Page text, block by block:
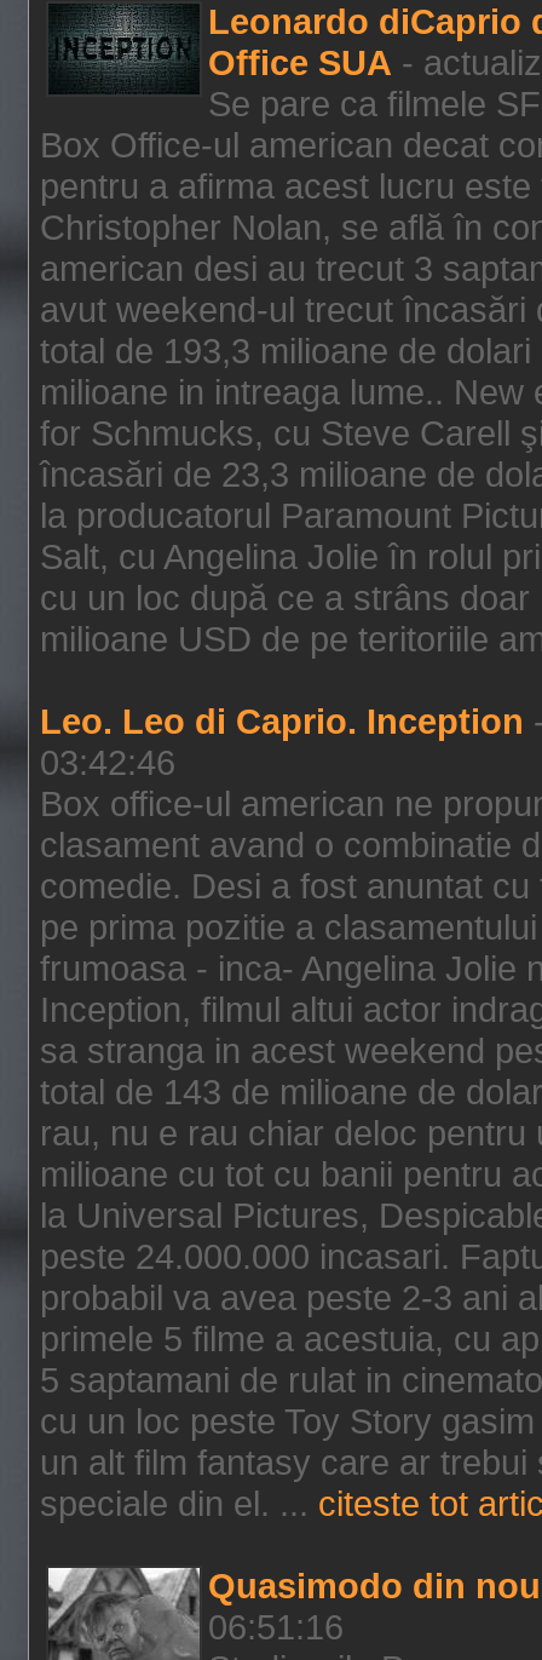
Leonardo diCaprio
Office SUA -
Se pare ca filmele
Box Office-ul american decat
pentru a afirma acest lucru
Christopher Nolan, se află în
american desi au trecut 3
avut weekend-ul trecut încasări
total de 193,3 milioane de
milioane in intreaga lume..
for Schmucks, cu Steve Carell
încasări de 23,3 milioane de
la producatorul Paramount
Salt, cu Angelina Jolie în rolul
cu un loc după ce a strâns
milioane USD de pe teritoriile
Leo. Leo di Caprio. Inception
03:42:46
Box office-ul american ne
clasament avand o combinatie
comedie. Desi a fost anuntat
pe prima pozitie a
frumoasa - inca- Angelina Jolie
Inception, filmul altui actor
sa stranga in acest weekend
total de 143 de milioane de
rau, nu e rau chiar deloc
milioane cu tot cu banii pentru
la Universal Pictures,
peste 24.000.000 incasari.
probabil va avea peste 2-3 ani
primele 5 filme a acestuia, cu
5 saptamani de rulat in
cu un loc peste Toy Story
un alt film fantasy care ar
speciale din el. ... citeste tot
Quasimodo din
06:51:16